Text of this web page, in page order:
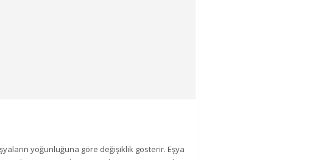
yoğunluğuna göre değişiklik gösterir. Eşya